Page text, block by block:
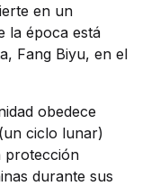
en un
la época está
Fang Biyu, en el
obedece
ciclo lunar)
protección
durante sus